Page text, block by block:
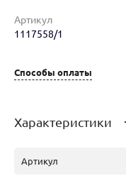
Кольцо (28775669)
Артикул
1117558/1
Способы оплаты
Характеристики
Артикул